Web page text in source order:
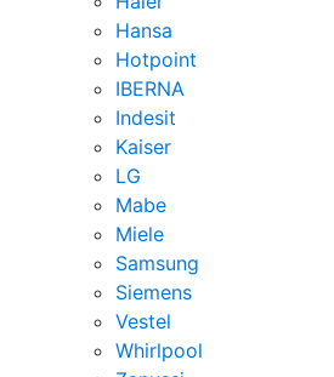
Hansa
Hotpoint
IBERNA
Indesit
Kaiser
LG
Mabe
Miele
Samsung
Siemens
Vestel
Whirlpool